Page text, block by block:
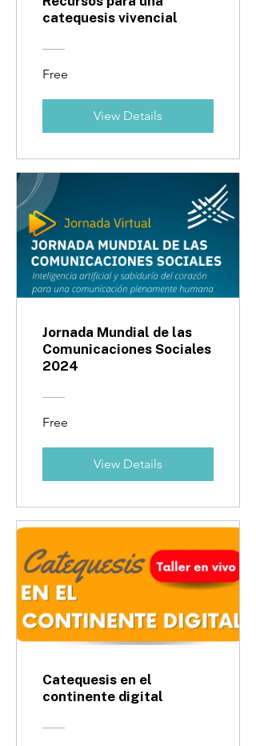
catequesis vivencial
Free
View Details
Jornada Mundial de las
Comunicaciones Sociales
2024
Free
View Details
Catequesis en el
continente digital